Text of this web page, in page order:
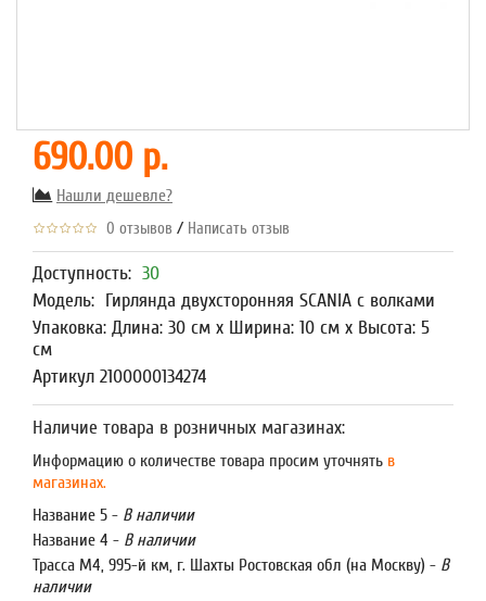
690.00 р.
Нашли дешевле?
0 отзывов / Написать отзыв
Доступность: 30
Модель: Гирлянда двухсторонняя SCANIA с волками
Упаковка: Длина: 30 см x Ширина: 10 см x Высота: 5
см
Артикул 2100000134274
Наличие товара в розничных магазинах:
Информацию о количестве товара просим уточнять в
магазинах.
Название 5 - В наличии
Название 4 - В наличии
Трасса М4, 995-й км, г. Шахты Ростовская обл (на Москву) - В
наличии